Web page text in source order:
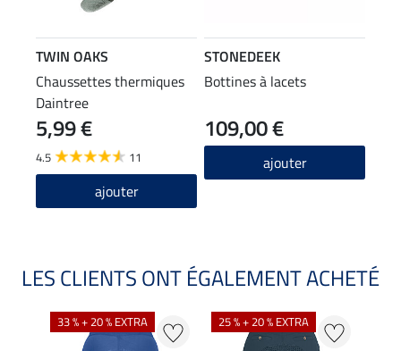
TWIN OAKS
Chaussettes thermiques
Daintree
5,99 €
4.5 11
ajouter
STONEDEEK
Bottines à lacets
109,00 €
ajouter
LES CLIENTS ONT ÉGALEMENT ACHETÉ
33 % + 20 % EXTRA 25 % + 20 % EXTRA